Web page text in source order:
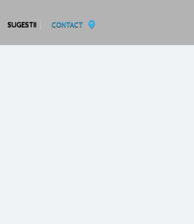
SUGESTII CONTACT